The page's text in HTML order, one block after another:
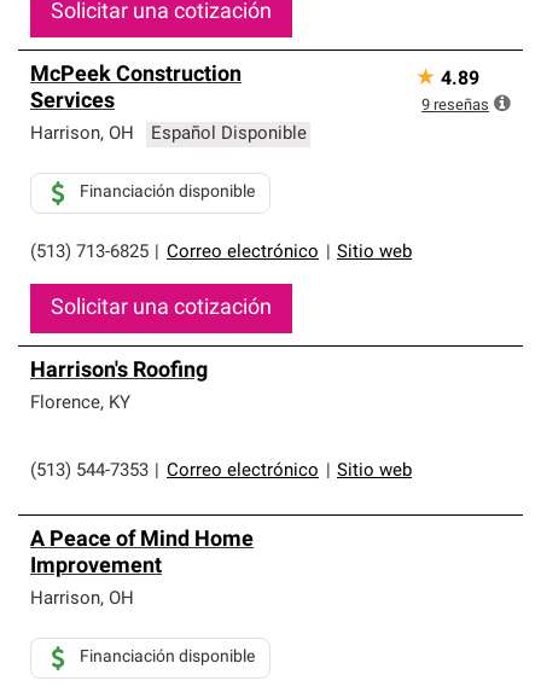
Solicitar una cotización
McPeek Construction
Services
Harrison, OH Español Disponible
(513) 713-6825 Correo electrónico Sitio web
Financiación disponible
Solicitar una cotización
★ 4.89
9 reseñas
Harrison's Roofing
Florence, KY
(513) 544-7353 Correo electrónico Sitio web
A Peace of Mind Home
Improvement
Harrison, OH
Financiación disponible